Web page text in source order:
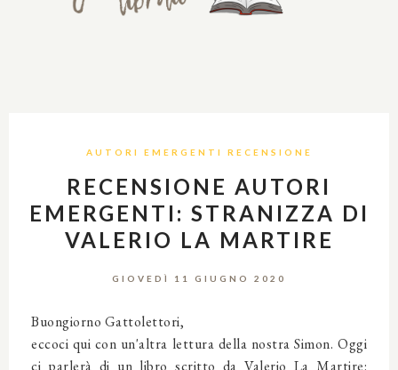
AUTORI EMERGENTI RECENSIONE
RECENSIONE AUTORI
EMERGENTI: STRANIZZA DI
VALERIO LA MARTIRE
GIOVEDÌ 11 GIUGNO 2020
Buongiorno Gattolettori,
eccoci qui con un'altra lettura della nostra Simon. Oggi
ci parlerà di un libro scritto da Valerio La Martire: